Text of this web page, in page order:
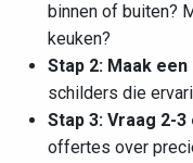
binnen of buiten?
keuken?
Stap 2: Maak
schilders die
Stap 3: Vraag 2-
offertes over